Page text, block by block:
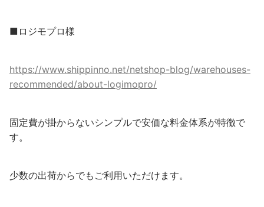
■ロジモプロ様
https://www.shippinno.net/netshop-blog/warehouses-
recommended/about-logimopro/
固定費が掛からないシンプルで安価な料金体系が特徴で
す。
少数の出荷からでもご利用いただけます。